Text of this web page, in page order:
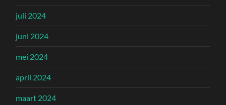
juli 2024
juni 2024
mei 2024
april 2024
maart 2024